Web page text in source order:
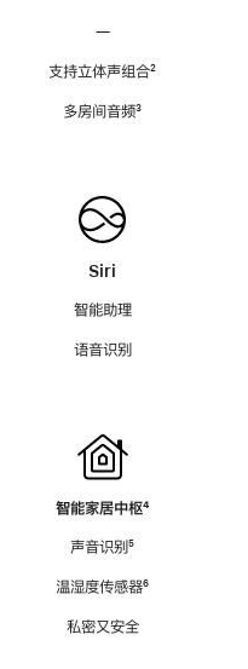
—
支持立体声组合脚
²
多房间音频脚
³
Siri
智能助理
语音识别
智能家居中枢脚
⁴
声音识别脚
⁵
温湿度传感器脚
⁶
私密又安全